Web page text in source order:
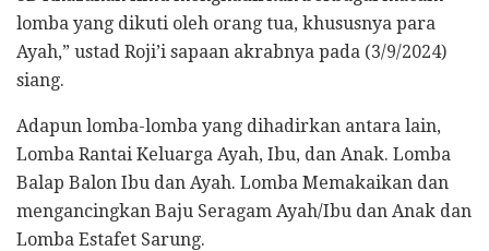
lomba yang dikuti oleh orang tua, khususnya para
Ayah,” ustad Roji’i sapaan akrabnya pada (3/9/2024)
siang.
Adapun lomba-lomba yang dihadirkan antara lain,
Lomba Rantai Keluarga Ayah, Ibu, dan Anak. Lomba
Balap Balon Ibu dan Ayah. Lomba Memakaikan dan
mengancingkan Baju Seragam Ayah/Ibu dan Anak dan
Lomba Estafet Sarung.